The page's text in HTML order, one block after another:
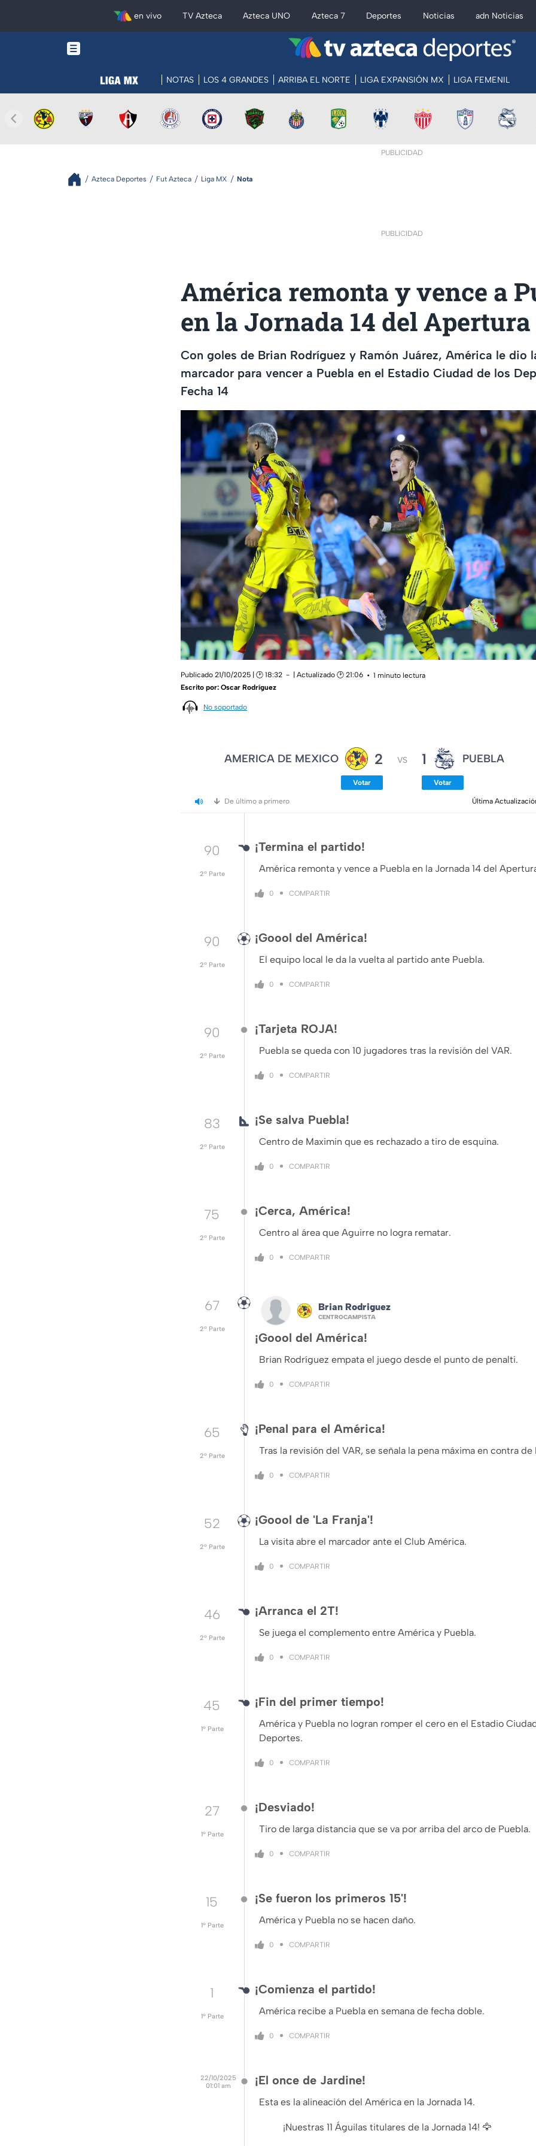
en vivo TV Azteca Azteca UNO Azteca 7 Deportes Noticias adn Noticias
NOTAS LOS 4 GRANDES ARRIBA EL NORTE LIGA EXPANSIÓN MX LIGA FEMENIL
PUBLICIDAD
Azteca Deportes Fut Azteca Liga MX Nota
PUBLICIDAD
América remonta y vence a
en la Jornada 14 del Apertura
Con goles de Brian Rodríguez y Ramón Juárez, América le dio
marcador para vencer a Puebla en el Estadio Ciudad de los
Fecha 14
Publicado 21/10/2025 | 🕑 18:32 | Actualizado 🕑 21:06
1 minuto lectura
Escrito por: Oscar Rodríguez
No soportado
AMERICA DE MEXICO 2
Votar
VS 1 PUEBLA
Votar
De último a primero Última
90
2º Parte
¡Termina el partido!
América remonta y vence a Puebla en la Jornada 14 del
0 COMPARTIR
90
2º Parte
¡Goool del América!
El equipo local le da la vuelta al partido ante Puebla.
0 COMPARTIR
90
2º Parte
¡Tarjeta ROJA!
Puebla se queda con 10 jugadores tras la revisión del VAR.
0 COMPARTIR
83
2º Parte
¡Se salva Puebla!
Centro de Maximin que es rechazado a tiro de esquina.
0 COMPARTIR
75
2º Parte
¡Cerca, América!
Centro al área que Aguirre no logra rematar.
0 COMPARTIR
67
2º Parte
Brian Rodriguez
CENTROCAMPISTA
¡Goool del América!
Brian Rodríguez empata el juego desde el punto de penalti.
0 COMPARTIR
65
2º Parte
¡Penal para el América!
Tras la revisión del VAR, se señala la pena máxima en contra de
0 COMPARTIR
52
2º Parte
¡Goool de 'La Franja'!
La visita abre el marcador ante el Club América.
0 COMPARTIR
46
2º Parte
¡Arranca el 2T!
Se juega el complemento entre América y Puebla.
0 COMPARTIR
45
1º Parte
¡Fin del primer tiempo!
América y Puebla no logran romper el cero en el Estadio
Deportes.
0 COMPARTIR
27
1º Parte
¡Desviado!
Tiro de larga distancia que se va por arriba del arco de Puebla.
0 COMPARTIR
15
1º Parte
¡Se fueron los primeros 15'!
América y Puebla no se hacen daño.
0 COMPARTIR
1
1º Parte
¡Comienza el partido!
América recibe a Puebla en semana de fecha doble.
0 COMPARTIR
22/10/2025
01:01 am
¡El once de Jardine!
Esta es la alineación del América en la Jornada 14.
¡Nuestras 11 Águilas titulares de la Jornada 14! 🦅